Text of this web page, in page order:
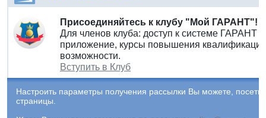
Присоединяйтесь к клубу "Мой ГАРАНТ"!
Для членов клуба: доступ к системе ГАРАНТ
приложение, курсы повышения
возможности.
Вступить в Клуб
Настроить параметры получения рассылки Вы можете,
страницы.